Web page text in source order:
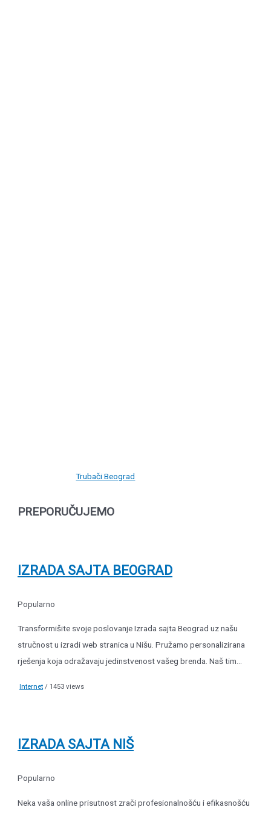
Trubači Beograd
PREPORUČUJEMO
IZRADA SAJTA BEOGRAD
Popularno
Transformišite svoje poslovanje Izrada sajta Beograd uz našu
stručnost u izradi web stranica u Nišu. Pružamo personalizirana
rješenja koja odražavaju jedinstvenost vašeg brenda. Naš tim...
Internet / 1453 views
IZRADA SAJTA NIŠ
Popularno
Neka vaša online prisutnost zrači profesionalnošću i efikasnošću